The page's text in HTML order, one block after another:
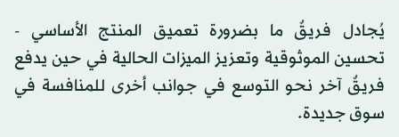
يُجادل فريقٌ ما بضرورة تعميق المنتج الأساسي -
تحسين الموثوقية وتعزيز الميزات الحالية في حين يدفع
فريقٌ آخر نحو التوسع في جوانب أخرى للمنافسة في
سوق جديدة.